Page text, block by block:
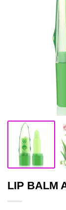
LIP BALM